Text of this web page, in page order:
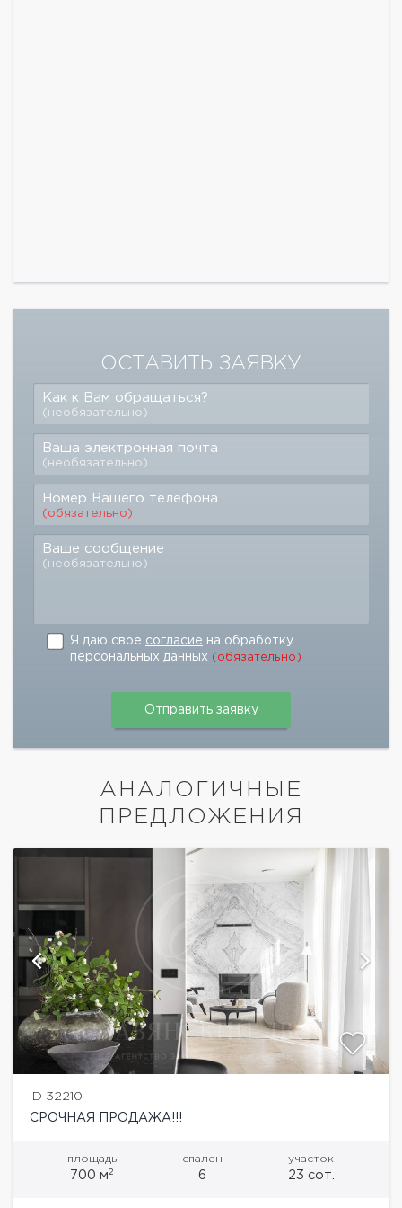
ОСТАВИТЬ ЗАЯВКУ
Как к Вам обращаться?
(необязательно)
Ваша электронная почта
(необязательно)
Номер Вашего телефона
(обязательно)
Ваше сообщение
(необязательно)
Я даю свое согласие на обработку
персональных данных (обязательно)
АНАЛОГИЧНЫЕ
ПРЕДЛОЖЕНИЯ
ID 32210
СРОЧНАЯ ПРОДАЖА!!!
площадь
700 м2
спален
6
участок
23 сот.